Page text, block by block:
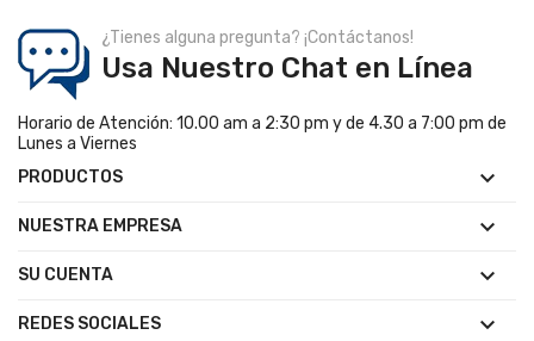
¿Tienes alguna pregunta? ¡Contáctanos!
Usa Nuestro Chat en Línea
Horario de Atención: 10.00 am a 2:30 pm y de 4.30 a 7:00 pm de
Lunes a Viernes
PRODUCTOS

NUESTRA EMPRESA 
SU CUENTA 
REDES SOCIALES 